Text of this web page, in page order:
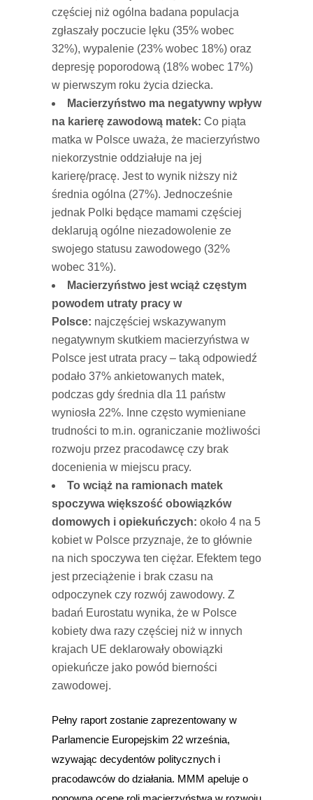
częściej niż ogólna badana populacja
zgłaszały poczucie lęku (35% wobec
32%), wypalenie (23% wobec 18%) oraz
depresję poporodową (18% wobec 17%)
w pierwszym roku życia dziecka.
Macierzyństwo ma negatywny wpływ
na karierę zawodową matek: Co piąta
matka w Polsce uważa, że macierzyństwo
niekorzystnie oddziałuje na jej
karierę/pracę. Jest to wynik niższy niż
średnia ogólna (27%). Jednocześnie
jednak Polki będące mamami częściej
deklarują ogólne niezadowolenie ze
swojego statusu zawodowego (32%
wobec 31%).
Macierzyństwo jest wciąż częstym
powodem utraty pracy w
Polsce: najczęściej wskazywanym
negatywnym skutkiem macierzyństwa w
Polsce jest utrata pracy – taką odpowiedź
podało 37% ankietowanych matek,
podczas gdy średnia dla 11 państw
wyniosła 22%. Inne często wymieniane
trudności to m.in. ograniczanie możliwości
rozwoju przez pracodawcę czy brak
docenienia w miejscu pracy.
To wciąż na ramionach matek
spoczywa większość obowiązków
domowych i opiekuńczych: około 4 na 5
kobiet w Polsce przyznaje, że to głównie
na nich spoczywa ten ciężar. Efektem tego
jest przeciążenie i brak czasu na
odpoczynek czy rozwój zawodowy. Z
badań Eurostatu wynika, że w Polsce
kobiety dwa razy częściej niż w innych
krajach UE deklarowały obowiązki
opiekuńcze jako powód bierności
zawodowej.
Pełny raport zostanie zaprezentowany w
Parlamencie Europejskim 22 września,
wzywając decydentów politycznych i
pracodawców do działania. MMM apeluje o